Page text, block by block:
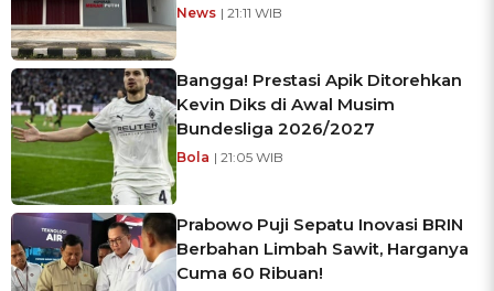
News | 21:11 WIB
Bangga! Prestasi Apik Ditorehkan
Kevin Diks di Awal Musim
Bundesliga 2026/2027
Bola | 21:05 WIB
Prabowo Puji Sepatu Inovasi BRIN
Berbahan Limbah Sawit, Harganya
Cuma 60 Ribuan!